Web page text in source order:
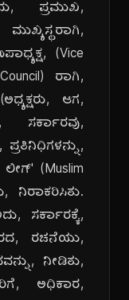
ಪ್ರಮುಖ,
(Vice
ರಾಗಿ,
ಆಗ,
ಲೀಗ್' (Muslim
ನಿರಾಕರಿಸಿತು.
ಸರ್ಕಾರಕ್ಕೆ,
ರಚನೆಯು,
ನೀಡಿತು,
ಅಧಿಕಾರ,